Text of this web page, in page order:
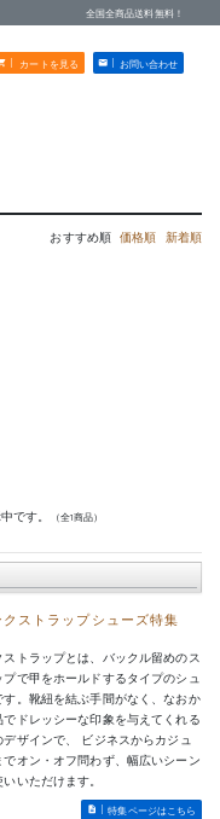
カートを見る お問い合わせ
全国全商品送料無料！
おすすめ順 価格順 新着順
です。 （全1商品）
クストラップシューズ特集
ストラップとは、バックル留めのス
プで甲をホールドするタイプのシュ
す。靴紐を結ぶ手間がなく、なおか
でドレッシーな印象を与えてくれる
デザインで、 ビジネスからカジュ
でオン・オフ問わず、幅広いシーン
いただけます。
特集ページはこちら